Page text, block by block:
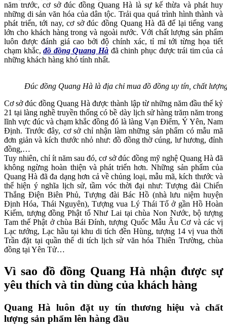
năm trước, cơ sở đúc đồng Quang Hà là sự kế thừa và phát huy
những di sản văn hóa của dân tộc. Trải qua quá trình hình thành và
phát triển, tới nay, cơ sở đúc đồng Quang Hà đã để lại tiếng vang
lớn cho khách hàng trong và ngoài nước. Với chất lượng sản phẩm
luôn được đánh giá cao bởi độ chính xác, tỉ mỉ tới từng họa tiết
chạm khắc,đồ đồng Quang Hà đã chinh phục được trái tim của cả
những khách hàng khó tính nhất.
Đúc đồng Quang Hà là địa chỉ mua đồ đồng uy tín, chất
Cơ sở đúc đồng Quang Hà được thành lập từ những năm đầu thế kỷ
21 tại làng nghề truyền thống có bề dày lịch sử hàng trăm năm trong
lĩnh vực đúc và chạm khắc đồng đó là làng Vạn Điểm, Ý Yên, Nam
Định. Trước đây, cơ sở chỉ nhận làm những sản phẩm có mẫu mã
đơn giản và kích thước nhỏ như: đồ đồng thờ cúng, lư hương, đỉnh
đồng,…
Tuy nhiên, chỉ ít năm sau đó, cơ sở đúc đồng mỹ nghệ Quang Hà đã
không ngừng hoàn thiện và phát triển hơn. Những sản phẩm của
Quang Hà đã đa dạng hơn cả về chủng loại, mẫu mã, kích thước và
thể hiện ý nghĩa lịch sử, tầm vóc thời đại như: Tượng đài Chiến
Thắng Điện Biên Phủ, Tượng đài Bác Hồ (nhà lưu niệm huyện
Định Hóa, Thái Nguyên), Tượng vua Lý Thái Tổ ở gần Hồ Hoàn
Kiếm, tượng đồng Phật tổ Như Lai tại chùa Non Nước, bộ tượng
Tam thế Phật ở chùa Bái Đính, tượng Quốc Mẫu Âu Cơ và các vị
Lạc tướng, Lạc hầu tại khu di tích đền Hùng, tượng 14 vị vua thời
Trần đặt tại quần thể di tích lịch sử văn hóa Thiên Trường, chùa
đồng tại Yên Tử…
Vì sao đồ đồng Quang Hà nhận được sự
yêu thích và tin dùng của khách hàng
Quang Hà luôn đặt uy tín thương hiệu và chất
lượng sản phẩm lên hàng đầu